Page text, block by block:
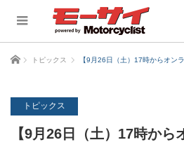
ホーム トピックス 【9月26日（土）17時からオン
トピックス
【9月26日（土）17時か